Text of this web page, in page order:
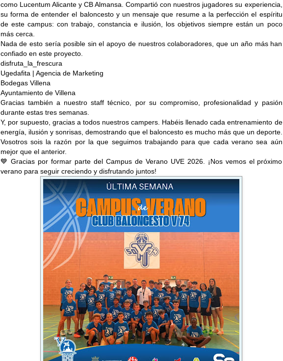
como Lucentum Alicante y CB Almansa. Compartió con nuestros jugadores su experiencia,
su forma de entender el baloncesto y un mensaje que resume a la perfección el espíritu
de este campus: con trabajo, constancia e ilusión, los objetivos siempre están un poco
más cerca.
Nada de esto sería posible sin el apoyo de nuestros colaboradores, que un año más han
confiado en este proyecto.
disfruta_la_frescura
Ugedafita | Agencia de Marketing
Bodegas Villena
Ayuntamiento de Villena
Gracias también a nuestro staff técnico, por su compromiso, profesionalidad y pasión
durante estas tres semanas.
Y, por supuesto, gracias a todos nuestros campers. Habéis llenado cada entrenamiento de
energía, ilusión y sonrisas, demostrando que el baloncesto es mucho más que un deporte.
Vosotros sois la razón por la que seguimos trabajando para que cada verano sea aún
mejor que el anterior.
💙 Gracias por formar parte del Campus de Verano UVE 2026. ¡Nos vemos el próximo
verano para seguir creciendo y disfrutando juntos!